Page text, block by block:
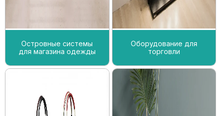
Островные системы
для магазина одежды
Оборудование для
торговли